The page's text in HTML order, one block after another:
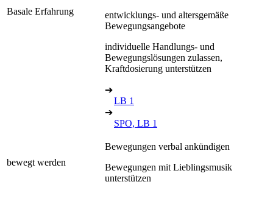
Basale Erfahrung
entwicklungs- und altersgemäße
Bewegungsangebote
individuelle Handlungs- und
Bewegungslösungen zulassen,
Kraftdosierung unterstützen
➔
LB 1
➔
SPO, LB 1
bewegt werden
Bewegungen verbal ankündigen
Bewegungen mit Lieblingsmusik
unterstützen